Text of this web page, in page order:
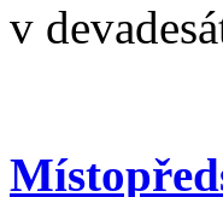
v